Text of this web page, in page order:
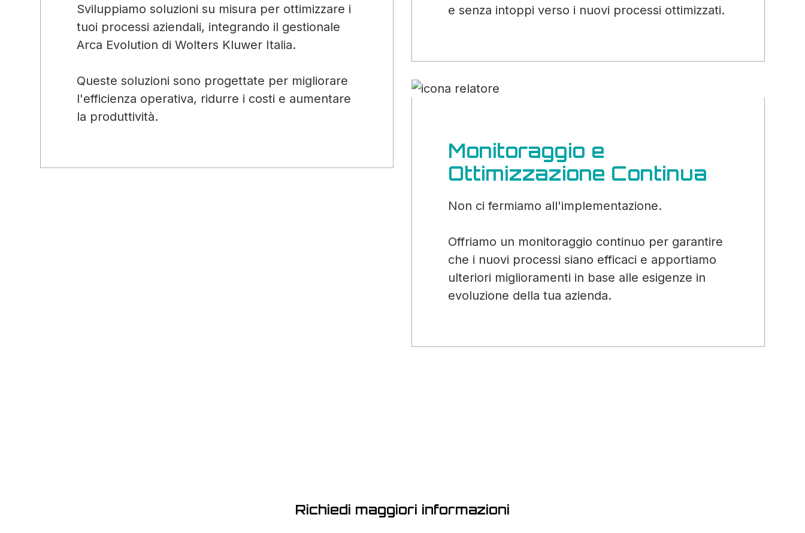
Sviluppiamo soluzioni su misura per ottimizzare i
tuoi processi aziendali, integrando il gestionale
Arca Evolution di Wolters Kluwer Italia.
Queste soluzioni sono progettate per migliorare
l'efficienza operativa, ridurre i costi e aumentare
la produttività.
e senza intoppi verso i nuovi processi ottimizzati.
Monitoraggio e
Ottimizzazione Continua
Non ci fermiamo all'implementazione.
Offriamo un monitoraggio continuo per garantire
che i nuovi processi siano efficaci e apportiamo
ulteriori miglioramenti in base alle esigenze in
evoluzione della tua azienda.
Richiedi maggiori informazioni